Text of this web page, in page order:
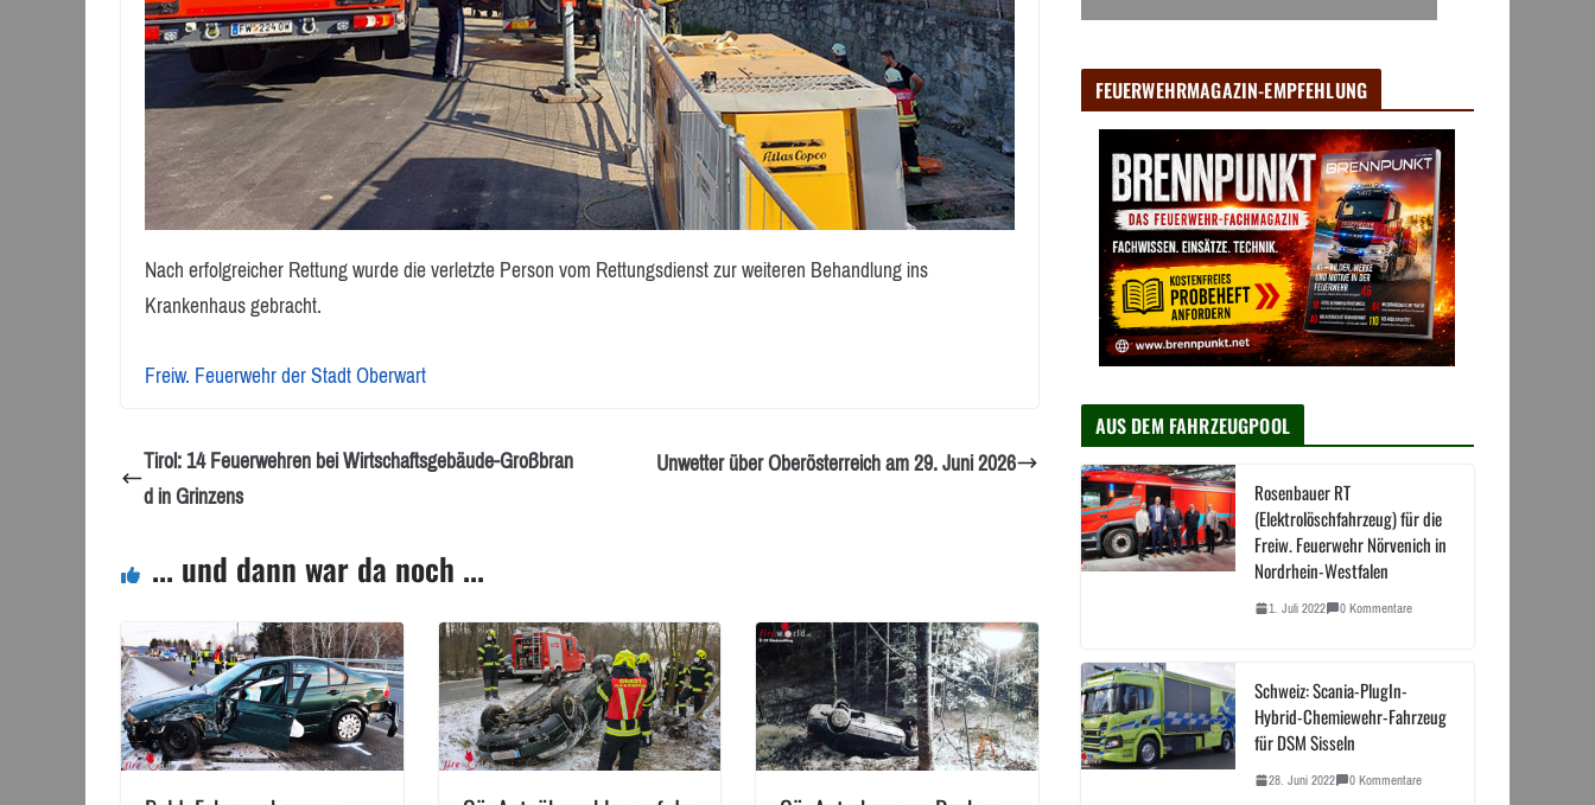
Nach erfolgreicher Rettung wurde die verletzte Person vom Rettungsdienst zur weiteren Behandlung ins
Krankenhaus gebracht.
Freiw. Feuerwehr der Stadt Oberwart
Tirol: 14 Feuerwehren bei Wirtschaftsgebäude-Großbran
d in Grinzens
Unwetter über Oberösterreich am 29. Juni 2026
... und dann war da noch ...
FEUERWEHRMAGAZIN-EMPFEHLUNG
AUS DEM FAHRZEUGPOOL
Rosenbauer RT
(Elektrolöschfahrzeug) für die
Freiw. Feuerwehr Nörvenich in
Nordrhein-Westfalen
1. Juli 2022 0 Kommentare
Schweiz: Scania-PlugIn-
Hybrid-Chemiewehr-Fahrzeug
für DSM Sisseln
28. Juni 2022 0 Kommentare